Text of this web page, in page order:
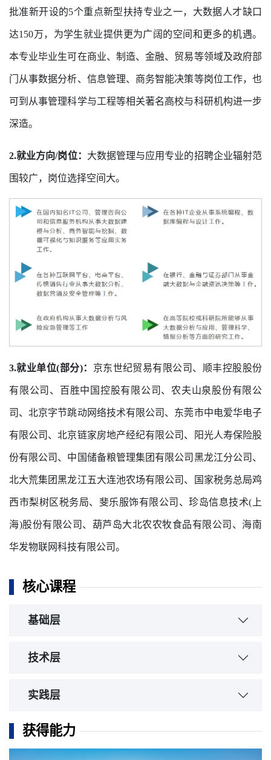
批准新开设的5个重点新型扶持专业之一，大数据人才缺口
达150万，为学生就业提供更为广阔的空间和更多的机遇。
本专业毕业生可在商业、制造、金融、贸易等领域及政府部
门从事数据分析、信息管理、商务智能决策等岗位工作，也
可到从事管理科学与工程等相关著名高校与科研机构进一步
深造。
2.就业方向/岗位： 大数据管理与应用专业的招聘企业辐射范
围较广，岗位选择空间大。
3.就业单位(部分)： 京东世纪贸易有限公司、顺丰控股股份
有限公司、百胜中国控股有限公司、农夫山泉股份有限公
司、北京字节跳动网络技术有限公司、东莞市中电爱华电子
有限公司、北京链家房地产经纪有限公司、阳光人寿保险股
份有限公司、中国储备粮管理集团有限公司黑龙江分公司、
北大荒集团黑龙江五大连池农场有限公司、国家税务总局鸡
西市梨树区税务局、斐乐服饰有限公司、珍岛信息技术(上
海)股份有限公司、葫芦岛大北农农牧食品有限公司、海南
华发物联网科技有限公司。
核心课程
基础层
管理学
统计学
技术层
Python程序设计
数据库原理与应用
数据仓库与数据挖掘
实践层
企业管理认知实训
获得能力